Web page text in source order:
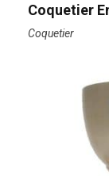
Coquetier
Coquetier